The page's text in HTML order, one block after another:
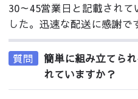
30～45営業日と記載され
した。迅速な配送に感謝で
質問
簡単に組み立てら
れていますか？